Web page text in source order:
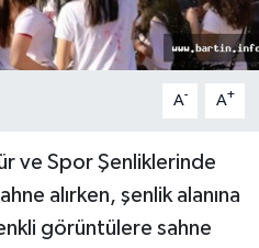
A- A+
ve Spor Şenliklerinde
alırken, şenlik alanına
görüntülere sahne